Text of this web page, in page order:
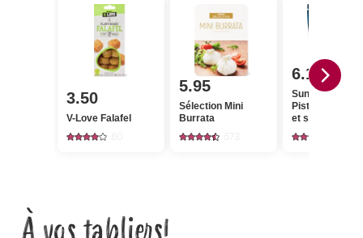
3.50
V-Love Falafel
5.95
Sélection Mini
Burrata
6.10
Sun Queen
Pistaches
et salées